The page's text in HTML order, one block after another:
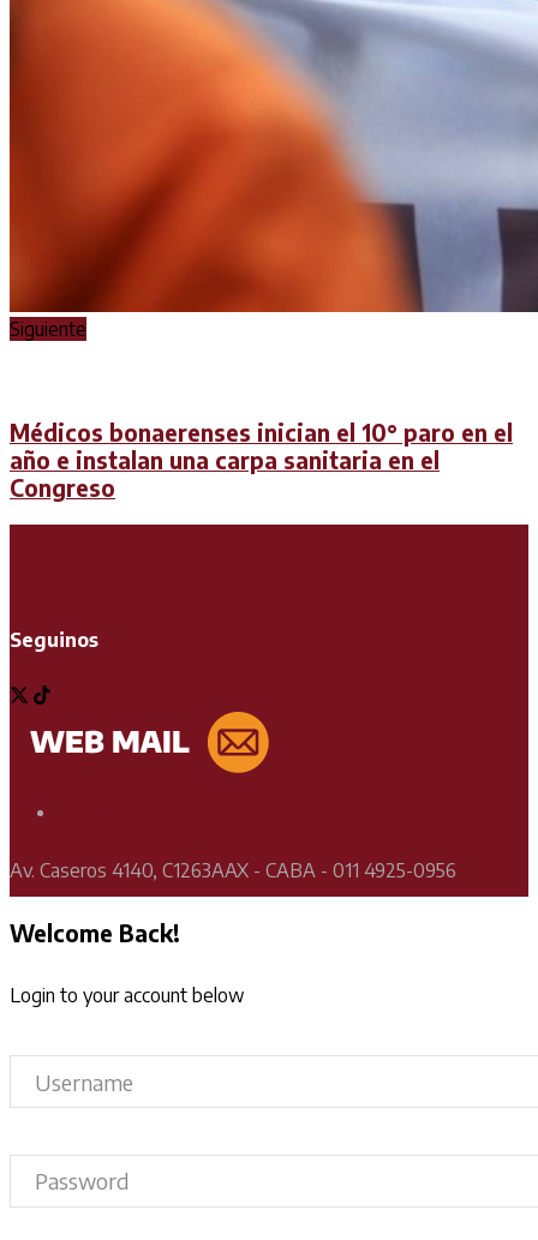
Siguiente
Médicos bonaerenses inician el 10° paro en el
año e instalan una carpa sanitaria en el
Congreso
Seguinos
Av. Caseros 4140, C1263AAX - CABA - 011 4925-0956
Welcome Back!
Login to your account below